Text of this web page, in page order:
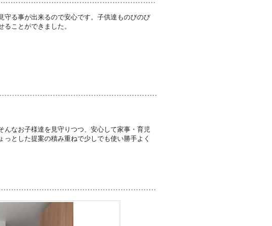
る事が出来るので安心です。子供達ものびのび
ことができました。
なお子様達を見守りつつ、安心して家事・育児
とした提案の積み重ねで少しでも使い勝手よく